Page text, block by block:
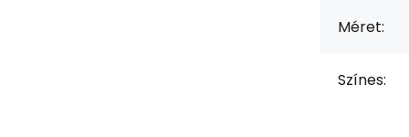
Méret:
Színes: